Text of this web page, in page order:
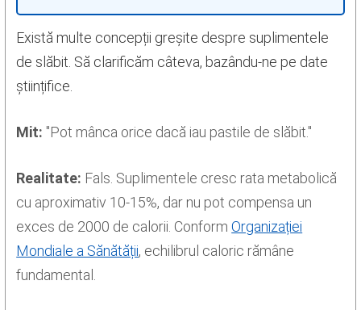
Există multe concepții greșite despre suplimentele
de slăbit. Să clarificăm câteva, bazându-ne pe date
științifice.
Mit: "Pot mânca orice dacă iau pastile de slăbit."
Realitate: Fals. Suplimentele cresc rata metabolică
cu aproximativ 10-15%, dar nu pot compensa un
exces de 2000 de calorii. ConformOrganizației
Mondiale a Sănătății, echilibrul caloric rămâne
fundamental.